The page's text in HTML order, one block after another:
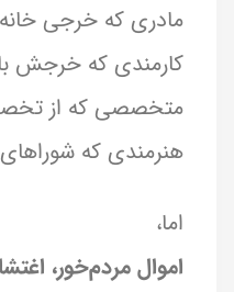
مادری که خرجی
کارمندی که خرجش
متخصصی که از
هنرمندی که
اما،
اموال مردم‌خور،